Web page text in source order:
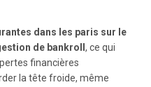
dans les paris sur le
de bankroll , ce qui
financières
la tête froide, même